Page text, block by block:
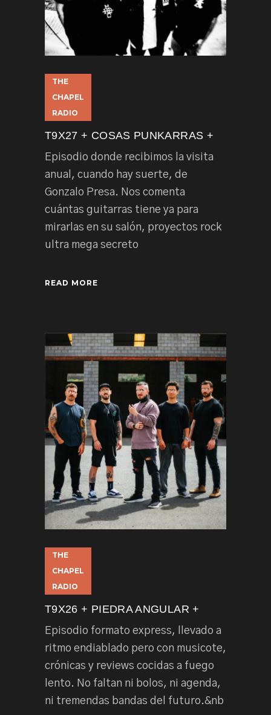
THE
CHAPEL
RADIO
T9X27 + COSAS PUNKARRAS +
Episodio donde recibimos la visita
anual, cuando hay suerte, de
Gonzalo Presa. Nos comenta
cuántas guitarras tiene ya para
mirarlas en su salón, proyectos rock
ultra mega secreto
READ MORE
THE
CHAPEL
RADIO
T9X26 + PIEDRA ANGULAR +
Episodio formato express, llevado a
ritmo endiablado pero con musicote,
crónicas y reviews cocidas a fuego
lento. No faltan ni bolos, ni agenda,
ni tremendas bandas del futuro.&nb